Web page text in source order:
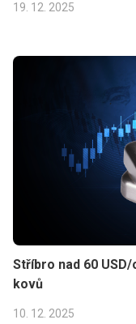
19. 12. 2025
Stříbro nad 60
kovů
10. 12. 2025